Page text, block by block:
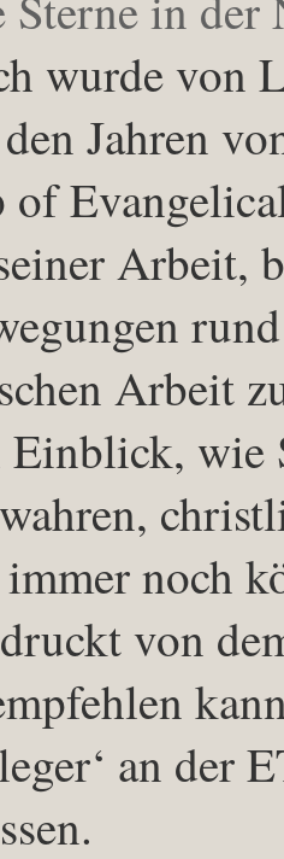
wurde von
Jahren
Arbeit,
Arbeit
Einblick, wie
noch
von
an der